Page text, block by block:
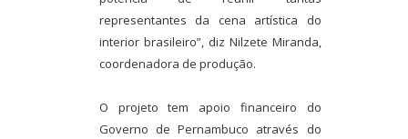
representantes da cena artística do
interior brasileiro”, diz Nilzete Miranda,
coordenadora de produção.
O projeto tem apoio financeiro do
Governo de Pernambuco através do